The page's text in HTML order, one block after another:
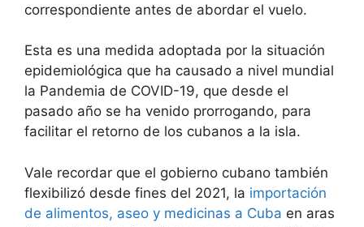
correspondiente antes de abordar el vuelo.
Esta es una medida adoptada por la situación
epidemiológica que ha causado a nivel mundial
la Pandemia de COVID-19, que desde el
pasado año se ha venido prorrogando, para
facilitar el retorno de los cubanos a la isla.
Vale recordar que el gobierno cubano también
flexibilizó desde fines del 2021, la importación
de alimentos, aseo y medicinas a Cuba en aras